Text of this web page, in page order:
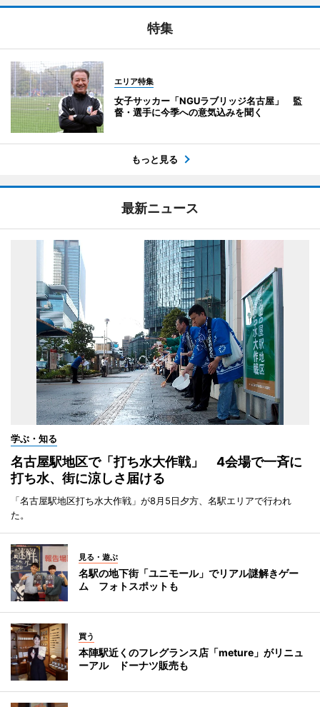
特集
エリア特集
女子サッカー「NGUラブリッジ名古屋」 監
督・選手に今季への意気込みを聞く
もっと見る
最新ニュース
学ぶ・知る
名古屋駅地区で「打ち水大作戦」 4会場で一斉に
打ち水、街に涼しさ届ける
「名古屋駅地区打ち水大作戦」が8月5日夕方、名駅エリアで行われ
た。
見る・遊ぶ
名駅の地下街「ユニモール」でリアル謎解きゲー
ム フォトスポットも
買う
本陣駅近くのフレグランス店「meture」がリニュ
ーアル ドーナツ販売も